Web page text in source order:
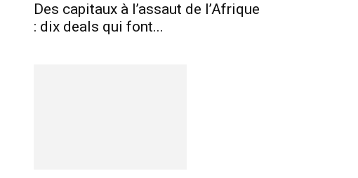
Des capitaux à l’assaut de l’Afrique
: dix deals qui font...